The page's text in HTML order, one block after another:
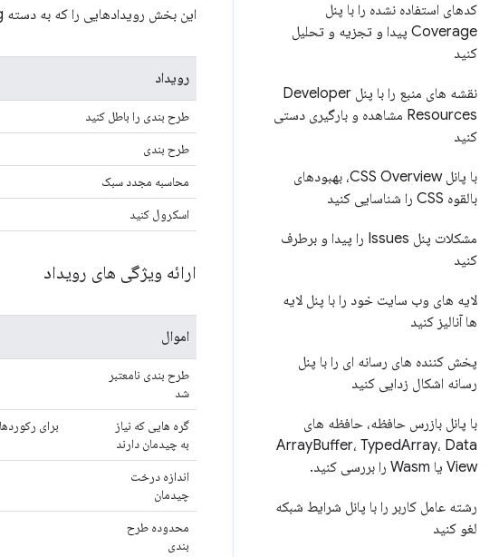
کدهای استفاده نشده را با پنل
Coverage پیدا و تجزیه و تحلیل
کنید
نقشه های منبع را با پنل Developer
Resources مشاهده و بارگیری دستی
کنید
با پانل CSS Overview، بهبودهای
بالقوه CSS را شناسایی کنید
مشکلات پنل Issues را پیدا و برطرف
کنید
لایه های وب سایت خود را با پنل لایه
ها آنالیز کنید
پخش کننده های رسانه ای را با پنل
رسانه اشکال زدایی کنید
با پانل بازرس حافظه، حافظه های
ArrayBuffer، TypedArray، Data
View یا Wasm را بررسی کنید
.
رشته عامل کاربر را با پانل شرایط شبکه
لغو کنید
این بخش رویدادهایی را که به دسته Rendering تعلق دارند و ویژگی های آنها فهرست می کند.
رویداد
طرح بندی را باطل کنید
طرح بندی
محاسبه مجدد سبک
اسکرول کنید
ارائه ویژگی های رویداد
اموال
طرح بندی نامعتبر
شد
گره هایی که نیاز
به چیدمان دارند
اندازه درخت
چیدمان
محدوده طرح
بندی